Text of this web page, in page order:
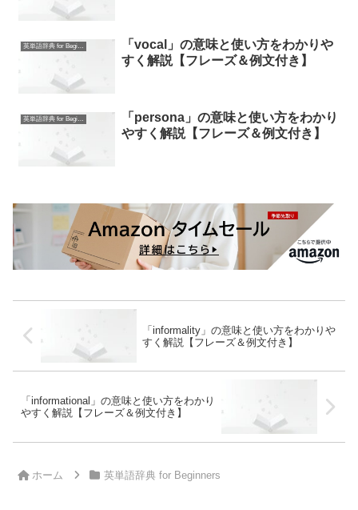
英単語辞典 for Beginners
「vocal」の意味と使い方をわかりや
すく解説【フレーズ＆例文付き】
英単語辞典 for Beginners
「persona」の意味と使い方をわかり
やすく解説【フレーズ＆例文付き】
「informality」の意味と使い方をわかりや
すく解説【フレーズ＆例文付き】
「informational」の意味と使い方をわかり
やすく解説【フレーズ＆例文付き】
ホーム 英単語辞典 for Beginners